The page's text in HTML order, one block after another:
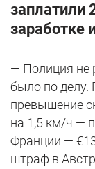
заплатили
заработке
— Полиция не
было по делу.
превышение
на 1,5 км/ч —
Франции —
штраф в